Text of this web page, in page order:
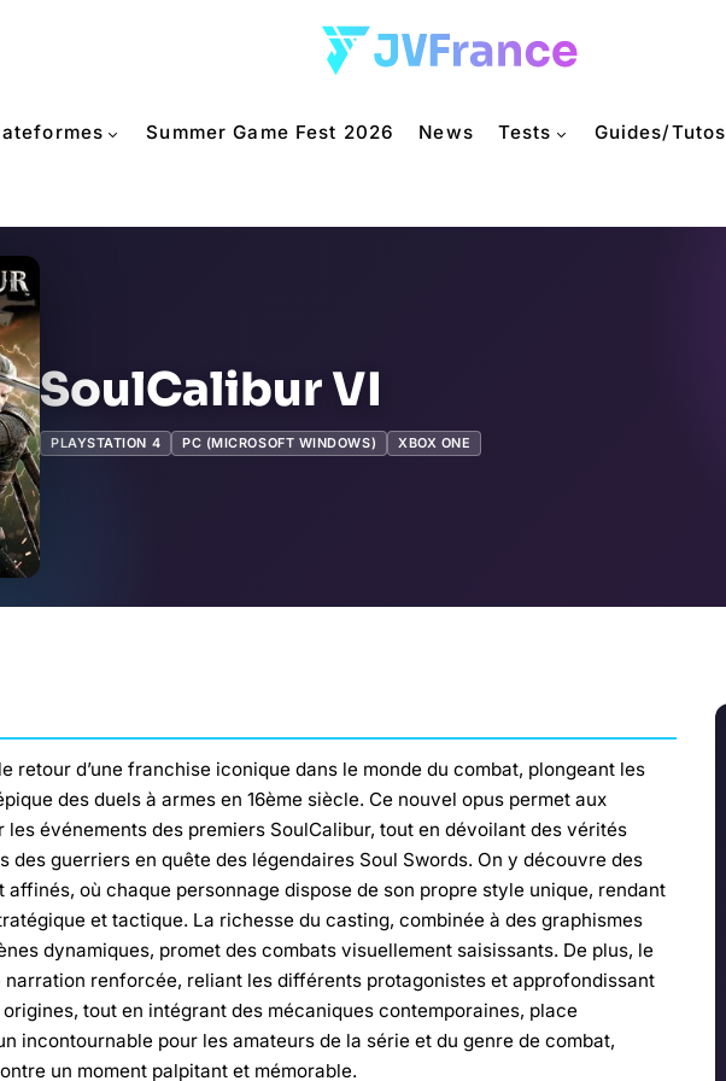
Summer Game Fest 2026 News Tests Guides/Tutos
SoulCalibur VI
PLAYSTATION 4 PC (MICROSOFT WINDOWS) XBOX ONE
retour d’une franchise iconique dans le monde du combat, plongeant les
des duels à armes en 16ème siècle. Ce nouvel opus permet aux
événements des premiers SoulCalibur, tout en dévoilant des vérités
des guerriers en quête des légendaires Soul Swords. On y découvre des
affinés, où chaque personnage dispose de son propre style unique, rendant
et tactique. La richesse du casting, combinée à des graphismes
dynamiques, promet des combats visuellement saisissants. De plus, le
narration renforcée, reliant les différents protagonistes et approfondissant
tout en intégrant des mécaniques contemporaines, place
incontournable pour les amateurs de la série et du genre de combat,
un moment palpitant et mémorable.